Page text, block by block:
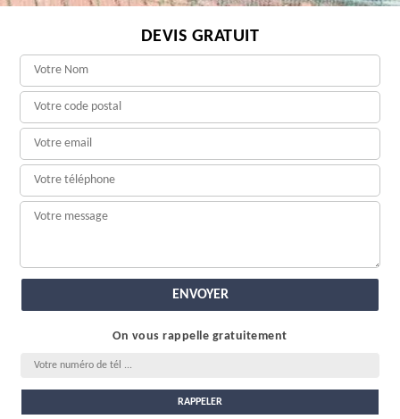
DEVIS GRATUIT
On vous rappelle gratuitement